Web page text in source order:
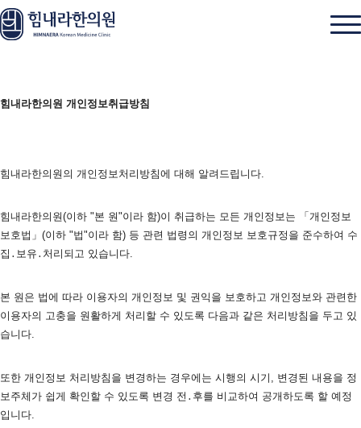
힘내라한의원 개인정보취급방침
힘내라한의원의 개인정보처리방침에 대해 알려드립니다.
힘내라한의원(이하 "본 원"이라 함)이 취급하는 모든 개인정보는 「개인정보
보호법」(이하 "법"이라 함) 등 관련 법령의 개인정보 보호규정을 준수하여 수
집․보유․처리되고 있습니다.
본 원은 법에 따라 이용자의 개인정보 및 권익을 보호하고 개인정보와 관련한
이용자의 고충을 원활하게 처리할 수 있도록 다음과 같은 처리방침을 두고 있
습니다.
또한 개인정보 처리방침을 변경하는 경우에는 시행의 시기, 변경된 내용을 정
보주체가 쉽게 확인할 수 있도록 변경 전․후를 비교하여 공개하도록 할 예정
입니다.